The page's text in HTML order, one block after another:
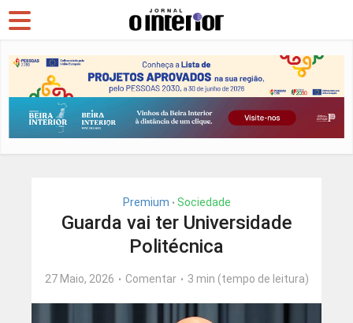
Premium • Sociedade
Guarda vai ter Universidade
Politécnica
27 Maio, 2026 Comentar 3 min (tempo de leitura)